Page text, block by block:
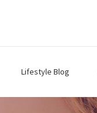
Lifestyle Blog